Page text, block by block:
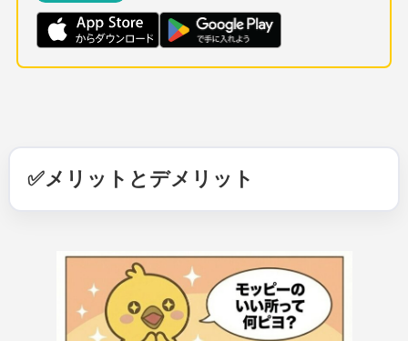
✅メリットとデメリット